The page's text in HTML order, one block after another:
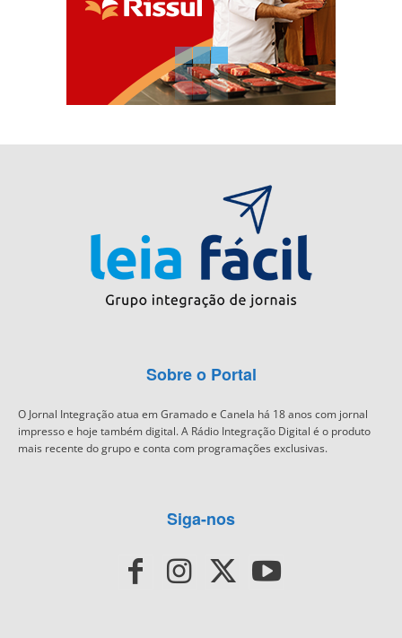
Sobre o Portal
O Jornal Integração atua em Gramado e Canela há 18 anos com jornal
impresso e hoje também digital. A Rádio Integração Digital é o produto
mais recente do grupo e conta com programações exclusivas.
Siga-nos